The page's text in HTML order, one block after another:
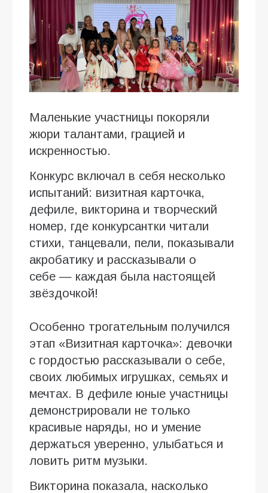
Маленькие участницы покоряли
жюри талантами, грацией и
искренностью.
Конкурс включал в себя несколько
испытаний: визитная карточка,
дефиле, викторина и творческий
номер, где конкурсантки читали
стихи, танцевали, пели, показывали
акробатику и рассказывали о
себе — каждая была настоящей
звёздочкой!
Особенно трогательным получился
этап «Визитная карточка»: девочки
с гордостью рассказывали о себе,
своих любимых игрушках, семьях и
мечтах. В дефиле юные участницы
демонстрировали не только
красивые наряды, но и умение
держаться уверенно, улыбаться и
ловить ритм музыки.
Викторина показала, насколько